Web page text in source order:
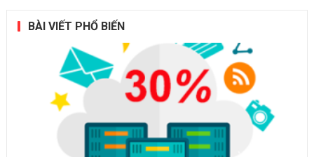
BÀI VIẾT PHỔ BIẾN